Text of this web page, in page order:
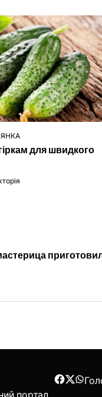
для швидкого
портал
Twitter